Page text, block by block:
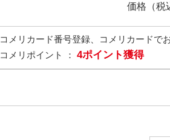
価格（税
コメリカード番号登録、コメリカードで
コメリポイント ： 4ポイント獲得